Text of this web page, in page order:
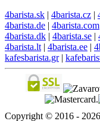
4barista.sk | 4barista.cz |
4barista.de | 4barista.com
4barista.dk | 4barista.se |
4barista.lt | 4barista.ee |
kafesbarista.gr|
Copyright © 2016 -